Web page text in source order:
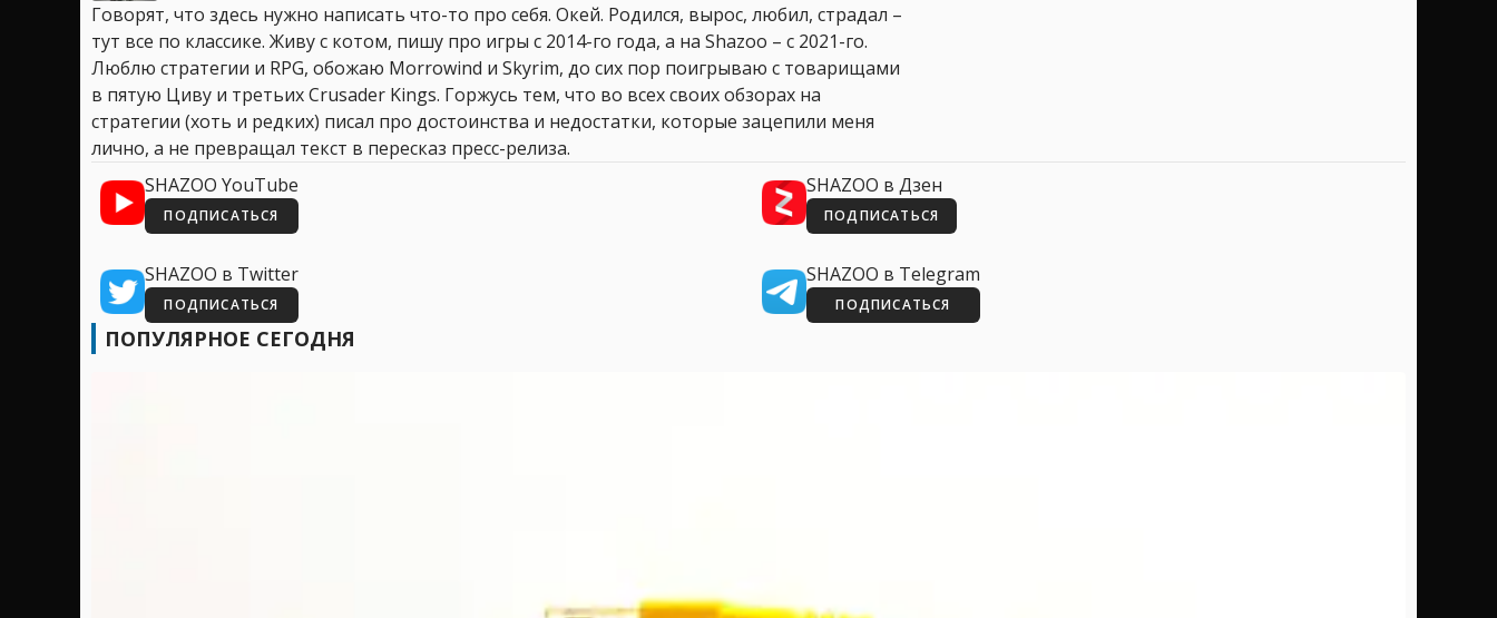
Говорят, что здесь нужно написать что-то про себя. Окей. Родился, вырос, любил, страдал –
тут все по классике. Живу с котом, пишу про игры с 2014-го года, а на Shazoo – с 2021-го.
Люблю стратегии и RPG, обожаю Morrowind и Skyrim, до сих пор поигрываю с товарищами
в пятую Циву и третьих Crusader Kings. Горжусь тем, что во всех своих обзорах на
стратегии (хоть и редких) писал про достоинства и недостатки, которые зацепили меня
лично, а не превращал текст в пересказ пресс-релиза.
SHAZOO YouTube
ПОДПИСАТЬСЯ
SHAZOO в Дзен
ПОДПИСАТЬСЯ
SHAZOO в Twitter
ПОДПИСАТЬСЯ
SHAZOO в Telegram
ПОДПИСАТЬСЯ
ПОПУЛЯРНОЕ СЕГОДНЯ